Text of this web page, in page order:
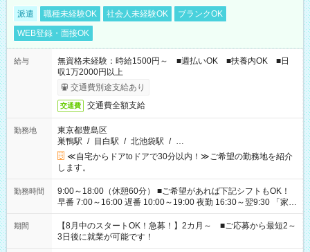
派遣 職種未経験OK 社会人未経験OK
ブランクOK
WEB登録・面接OK
給与
無資格未経験：時給1500円～ ■週払いOK ■扶養内OK ■日
収1万2000円以上
交通費別途支給あり
交通費 交通費全額支給
勤務地
東京都豊島区
巣鴨駅 / 目白駅 / 北池袋駅 / …
≪自宅からドアtoドアで30分以内！≫ご希望の勤務地を紹介
します。
勤務時間
9:00～18:00（休憩60分） ■ご希望があれば下記シフトもOK！
早番 7:00～16:00 遅番 10:00～19:00 夜勤 16:30～翌9:30 「家族
と休みを合わせたい」 「余裕を持って夕飯の準備がしたい」
「できれば残業はしたくない」 など、ご希望を教えてください
ね。 ※Wワーク希望の方へ 今ご覧のお仕事で希望する勤務時間
と、もう1つのお仕事の勤務時間。 合計で週40時間を超える場
期間
【8月中のスタートOK！急募！】2カ月～ ■ご応募から最短2～
3日後に就業が可能です！